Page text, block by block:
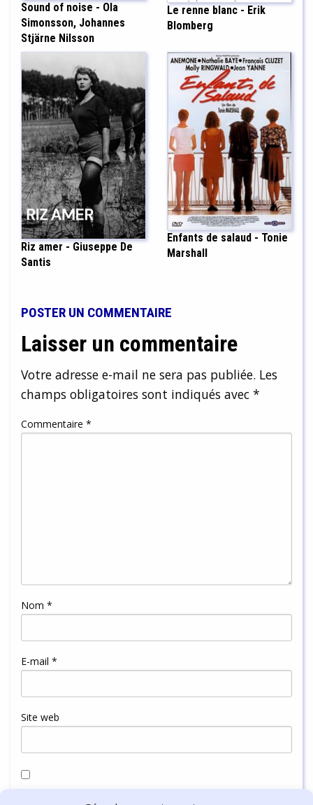
Sound of noise - Ola
Simonsson, Johannes
Stjärne Nilsson
Le renne blanc - Erik
Blomberg
Riz amer - Giuseppe De
Santis
Enfants de salaud - Tonie
Marshall
POSTER UN COMMENTAIRE
Laisser un commentaire
Votre adresse e-mail ne sera pas publiée. Les
champs obligatoires sont indiqués avec *
Commentaire *
Nom *
E-mail *
Site web